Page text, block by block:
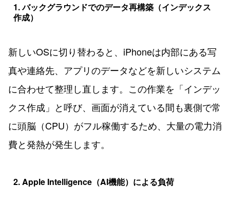
1. バックグラウンドでのデータ再構築（インデックス
作成）
新しいOSに切り替わると、iPhoneは内部にある写
真や連絡先、アプリのデータなどを新しいシステム
に合わせて整理し直します。この作業を「インデッ
クス作成」と呼び、画面が消えている間も裏側で常
に頭脳（CPU）がフル稼働するため、大量の電力消
費と発熱が発生します。
2. Apple Intelligence（AI機能）による負荷